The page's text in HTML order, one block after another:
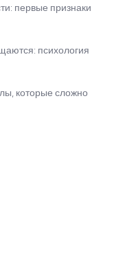
первые признаки
психология
которые сложно